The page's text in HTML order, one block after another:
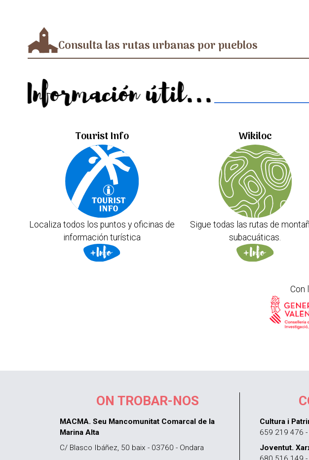
Consulta las rutas urbanas por pueblos
Información útil...
Tourist Info
Localiza todos los puntos y oficinas de
información turística
Wikiloc
Sigue todas las rutas de
subacuáticas.
Con
ON TROBAR-NOS
MACMA. Seu Mancomunitat Comarcal de la
Marina Alta
C/ Blasco Ibáñez, 50 baix - 03760 - Ondara
Cultura i
659 219 476
Joventut.